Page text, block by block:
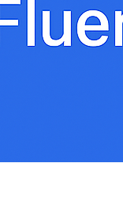
paikka, jossa
vaan